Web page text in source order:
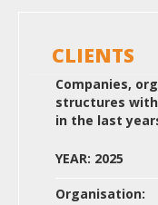
CLIENTS
Companies,
structures
in the last
YEAR: 2025
Organisation: